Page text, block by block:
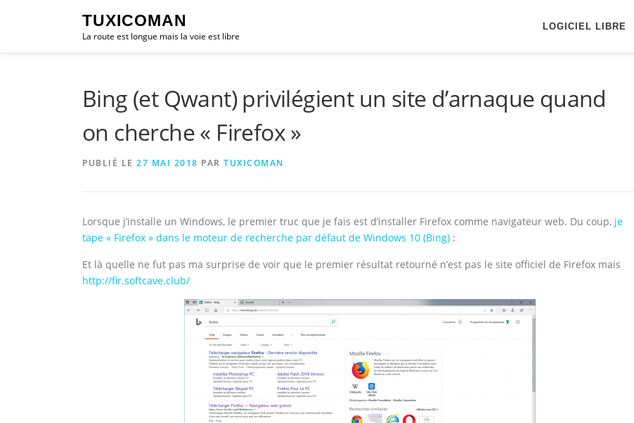
TUXICOMAN
La route est longue mais la voie est libre
LOGICIEL LIBRE
Bing (et Qwant) privilégient un site d’arnaque quand
on cherche « Firefox »
PUBLIÉ LE 27 MAI 2018 PAR TUXICOMAN
Lorsque j’installe un Windows, le premier truc que je fais est d’installer Firefox comme navigateur web. Du coup, je
tape « Firefox » dans le moteur de recherche par défaut de Windows 10 (Bing) :
Et là quelle ne fut pas ma surprise de voir que le premier résultat retourné n’est pas le site officiel de Firefox mais
http://fir.softcave.club/